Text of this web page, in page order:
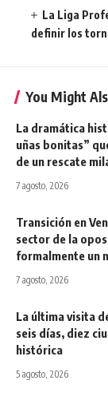
La Liga
definir los
You Might
La dramática
uñas bonitas”
de un rescate
7 agosto, 2026
Transición en
sector de la
formalmente un
7 agosto, 2026
La última visita
seis días, diez
histórica
5 agosto, 2026